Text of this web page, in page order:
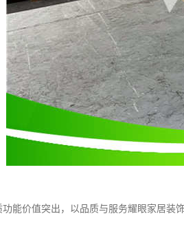
功能价值突出，以品质与服务耀眼家居装